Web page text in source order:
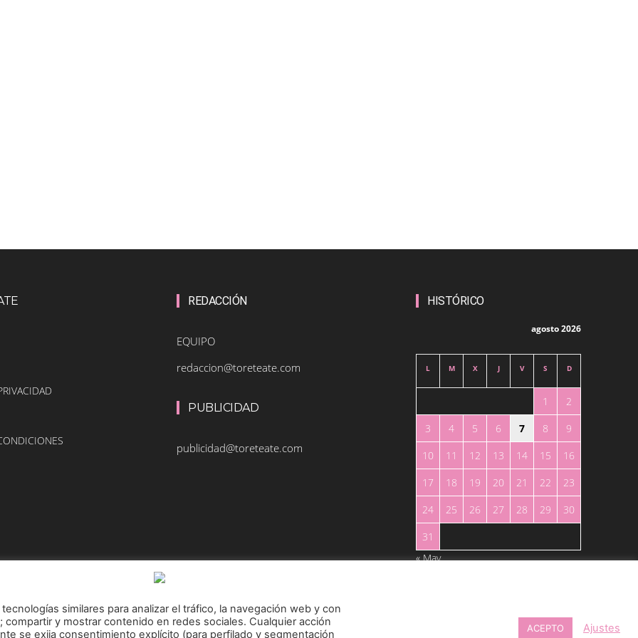
REDACCIÓN
EQUIPO
redaccion@toreteate.com
PUBLICIDAD
publicidad@toreteate.com
HISTÓRICO
agosto 2026
L M X J V S D
1
2
3
4 5 6 7 8
9
10
11 12 13 14 15
16
17
18 19 20 21 22
23
24
25 26 27 28 29
30
31
« May
Prohibida la reproducción y utilización total o parcial, por cualquier medio, sin autorización expresa por escrito.
similares para analizar el tráfico, la navegación web y con
y mostrar contenido en redes sociales. Cualquier acción
se exija consentimiento explícito (para perfilado y segmentación
ACEPTO Ajustes